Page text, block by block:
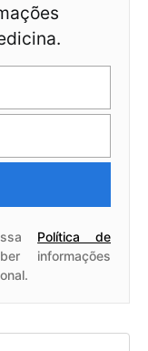
Política de
informações